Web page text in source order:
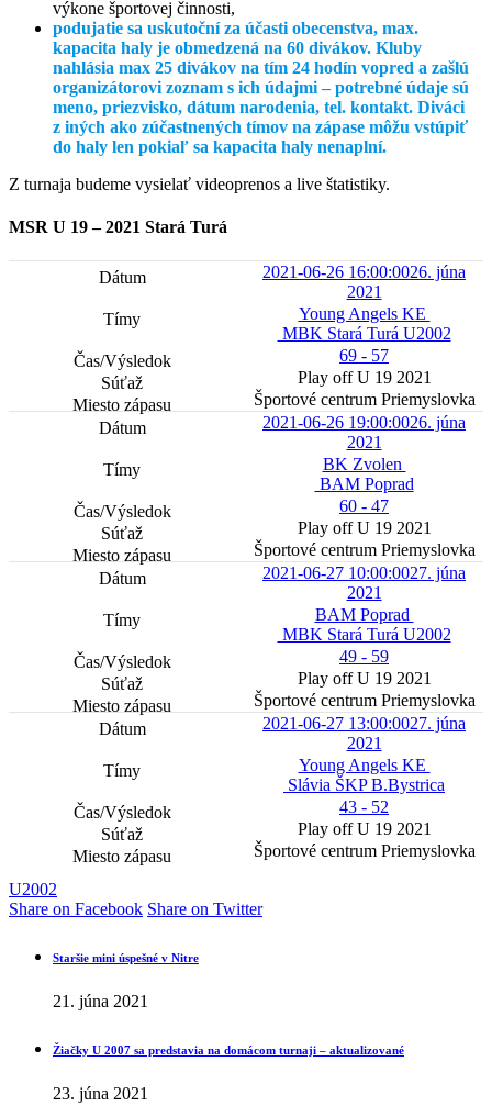
výkone športovej činnosti,
podujatie sa uskutoční za účasti obecenstva, max.
kapacita haly je obmedzená na 60 divákov. Kluby
nahlásia max 25 divákov na tím 24 hodín vopred a zašlú
organizátorovi zoznam s ich údajmi – potrebné údaje sú
meno, priezvisko, dátum narodenia, tel. kontakt. Diváci
z iných ako zúčastnených tímov na zápase môžu vstúpiť
do haly len pokiaľ sa kapacita haly nenaplní.
Z turnaja budeme vysielať videoprenos a live štatistiky.
MSR U 19 – 2021 Stará Turá
2021-06-26 16:00:0026. júna
2021
Young Angels KE
MBK Stará Turá U2002
69 - 57
Play off U 19 2021
Športové centrum Priemyslovka
2021-06-26 19:00:0026. júna
2021
BK Zvolen
BAM Poprad
60 - 47
Play off U 19 2021
Športové centrum Priemyslovka
2021-06-27 10:00:0027. júna
2021
BAM Poprad
MBK Stará Turá U2002
49 - 59
Play off U 19 2021
Športové centrum Priemyslovka
2021-06-27 13:00:0027. júna
2021
Young Angels KE
Slávia ŠKP B.Bystrica
43 - 52
Play off U 19 2021
Športové centrum Priemyslovka
U2002
Share on Facebook Share on Twitter
Staršie mini úspešné v Nitre
21. júna 2021
Žiačky U 2007 sa predstavia na domácom turnaji – aktualizované
23. júna 2021